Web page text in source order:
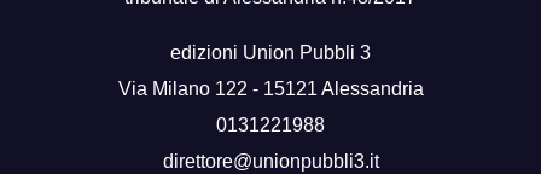
edizioni Union Pubbli 3
Via Milano 122 - 15121 Alessandria
0131221988
direttore@unionpubbli3.it